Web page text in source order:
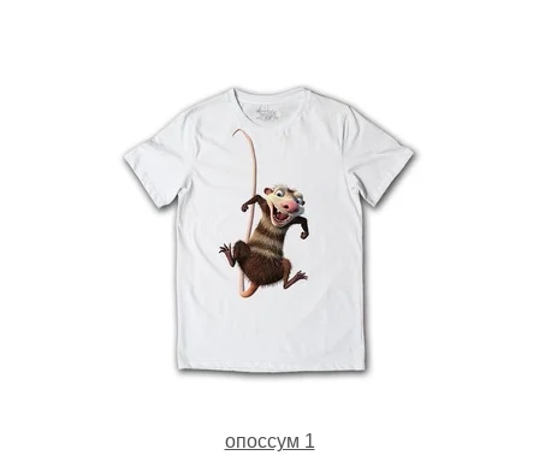
опоссум 1